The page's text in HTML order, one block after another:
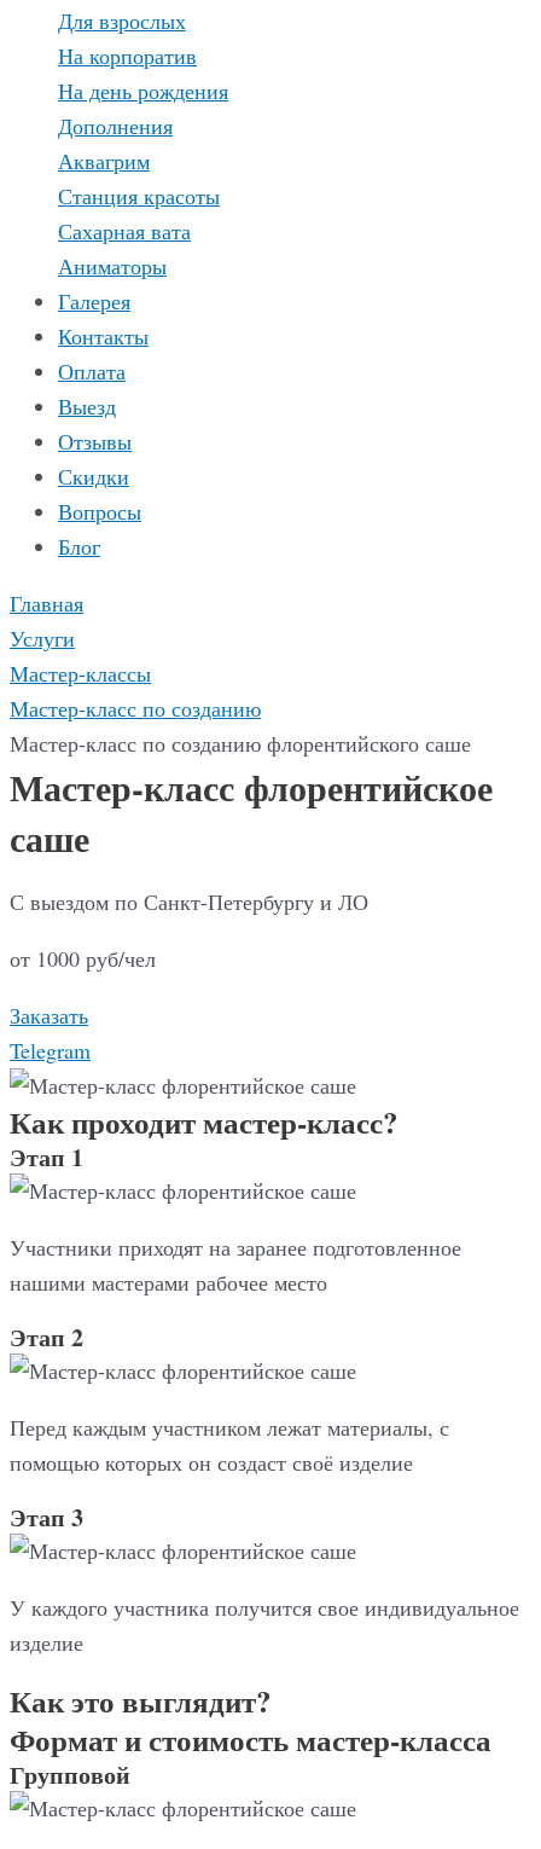
Для взрослых
На корпоратив
На день рождения
Дополнения
Аквагрим
Станция красоты
Сахарная вата
Аниматоры
Галерея
Контакты
Оплата
Выезд
Отзывы
Скидки
Вопросы
Блог
Главная
Услуги
Мастер-классы
Мастер-класс по созданию
Мастер-класс по созданию флорентийского саше
Мастер-класс флорентийское
саше
С выездом по Санкт-Петербургу и ЛО
от 1000 руб/чел
Заказать
Telegram
Как проходит мастер-класс?
Этап 1
Участники приходят на заранее подготовленное
нашими мастерами рабочее место
Этап 2
Перед каждым участником лежат материалы, с
помощью которых он создаст своё изделие
Этап 3
У каждого участника получится свое индивидуальное
изделие
Как это выглядит?
Формат и стоимость мастер-класса
Групповой